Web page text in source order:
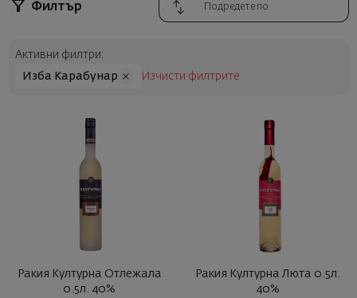
Филтър
Активни филтри:
Изба Карабунар
Изчисти филтрите
Ракия Културна Отлежала
0.5л. 40%
Ракия Културна Люта 0.5л.
40%